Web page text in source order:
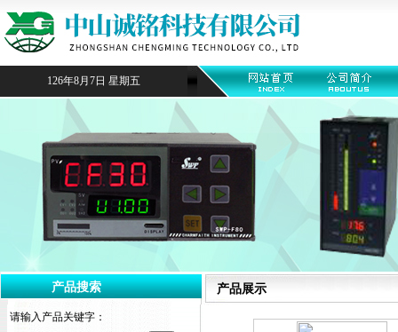
126年8月7日 星期五
产品搜索
请输入产品关键字：
产品展示